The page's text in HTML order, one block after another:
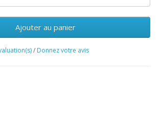
Ajouter au panier
/ Donnez votre avis